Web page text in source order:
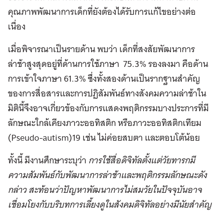
คุณภาพพัฒนาการเด็กที่ยังต้องได้รับการแก้ไขอย่างต่อ
เนื่อง
เมื่อพิจารณาเป็นรายด้าน พบว่า เด็กที่สงสัยพัฒนาการ
ล่าช้าสูงสุดอยู่ที่ด้านการใช้ภาษา 75.3% รองลงมา คือด้าน
การเข้าใจภาษา 61.3% ซึ่งทั้งสองด้านเป็นรากฐานสำคัญ
ของการสื่อสารและการปฏิสัมพันธ์ทางสังคมความล่าช้าใน
มิตินี้จึงอาจเกี่ยวข้องกับการแสดงพฤติกรรมบางประการที่มี
ลักษณะใกล้เคียงภาวะออทิสติก หรือภาวะออทิสติกเทียม
(Pseudo-autism)19 เช่น ไม่ค่อยสบตา และตอบโต้น้อย
ทั้งนี้ มีงานศึกษาระบุว่าการใช้สื่อดิจิทัลตั้งแต่วัยทารกมี
ความสัมพันธ์กับพัฒนาการล่าช้าและพฤติกรรมลักษณะดัง
กล่าว สะท้อนว่าปัญหาพัฒนาการไม่สมวัยในปัจจุบันอาจ
เชื่อมโยงกับบริบทการเลี้ยงดูในสังคมดิจิทัลอย่างมีนัยสำคัญ